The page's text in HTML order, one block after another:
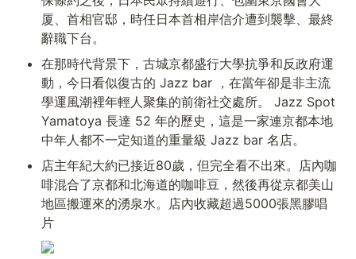
厦、首相官邸，時任日本首相岸信介遭到襲擊、最終
辭職下台。
在那時代背景下，古城京都盛行大學抗爭和反政府運
動，今日看似復古的 Jazz bar ，在當年卻是非主流
學運風潮裡年輕人聚集的前衛社交處所。 Jazz Spot
Yamatoya 長達 52 年的歷史，這是一家連京都本地
中年人都不一定知道的重量級 Jazz bar 名店。
店主年紀大約已接近80歲，但完全看不出來。店內咖
啡混合了京都和北海道的咖啡豆，然後再從京都美山
地區搬運來的湧泉水。店內收藏超過5000張黑膠唱
片